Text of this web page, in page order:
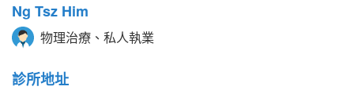
Ng Tsz Him
物理治療、私人執業
診所地址